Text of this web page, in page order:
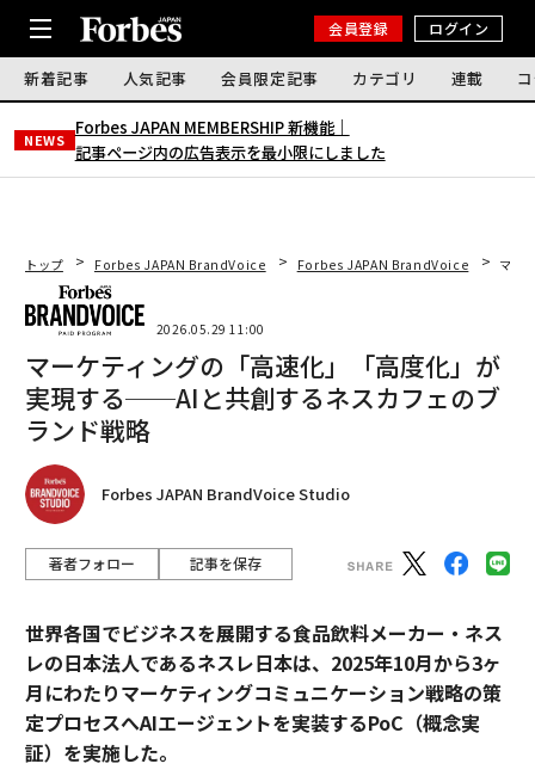
会員登録 ログイン
新着記事 人気記事 会員限定記事 カテゴリ 連載
NEWS
Forbes JAPAN MEMBERSHIP 新機能｜
記事ページ内の広告表示を最小限にしました
トップ Forbes JAPAN BrandVoice Forbes JAPAN BrandVoice マー
2026.05.29 11:00
マーケティングの「高速化」「高度化」が
実現する──AIと共創するネスカフェのブ
ランド戦略
Forbes JAPAN BrandVoice Studio
著者フォロー 記事を保存
世界各国でビジネスを展開する食品飲料メーカー・ネス
レの日本法人であるネスレ日本は、2025年10月から3ヶ
月にわたりマーケティングコミュニケーション戦略の策
定プロセスへAIエージェントを実装するPoC（概念実
証）を実施した。